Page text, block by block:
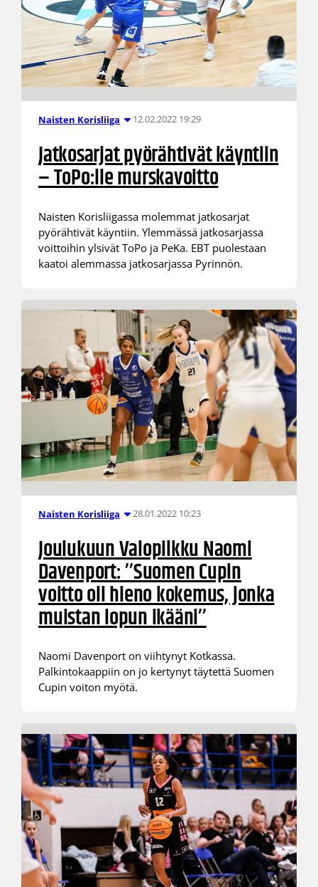
Naisten Korisliiga 12.02.2022 19:29
Jatkosarjat pyörähtivät käyntiin
– ToPo:lle murskavoitto
Naisten Korisliigassa molemmat jatkosarjat
pyörähtivät käyntiin. Ylemmässä jatkosarjassa
voittoihin ylsivät ToPo ja PeKa. EBT puolestaan
kaatoi alemmassa jatkosarjassa Pyrinnön.
Naisten Korisliiga 28.01.2022 10:23
Joulukuun Valopilkku Naomi
Davenport: ’’Suomen Cupin
voitto oli hieno kokemus, jonka
muistan lopun ikääni’’
Naomi Davenport on viihtynyt Kotkassa.
Palkintokaappiin on jo kertynyt täytettä Suomen
Cupin voiton myötä.